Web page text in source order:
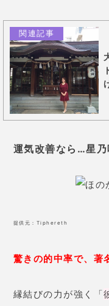
関連記事
運気改善なら…星乃
提供元： Tiphereth
驚きの的中率で、著
縁結びの力が強く「